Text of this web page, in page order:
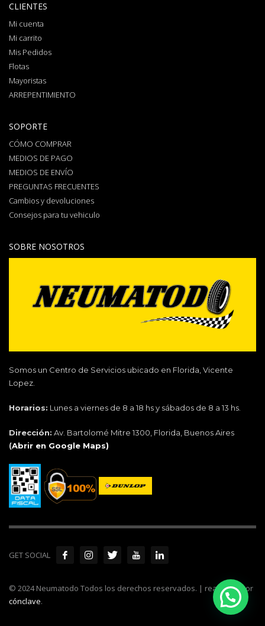
CLIENTES
Mi cuenta
Mi carrito
Mis Pedidos
Flotas
Mayoristas
ARREPENTIMIENTO
SOPORTE
CÓMO COMPRAR
MEDIOS DE PAGO
MEDIOS DE ENVÍO
PREGUNTAS FRECUENTES
Cambios y devoluciones
Consejos para tu vehiculo
SOBRE NOSOTROS
Somos un Centro de Servicios ubicado en Florida, Vicente
Lopez.
Horarios: Lunes a viernes de 8 a 18 hs y sábados de 8 a 13 hs.
Dirección: Av. Bartolomé Mitre 1300, Florida, Buenos Aires
(Abrir en Google Maps)
GET SOCIAL
© 2024 Neumatodo Todos los derechos reservados. | realizado por
cónclave.